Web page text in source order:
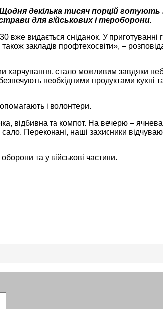
декілька тисяч порцій готують
для військових і тероборони.
вже видається сніданок. У приготуванні
закладів профтехосвіти», –
харчування, стало можливим завдяки
необхідними продуктами кухні
і волонтери.
відбивна та компот. На вечерю –
Переконані, наші захисники
та у військові частини.